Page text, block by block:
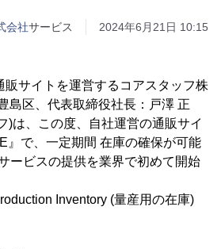
会社サービス 2024年6月21日 10:15
販サイトを運営するコアスタッフ株
島区、代表取締役社長：戸澤 正
)は、この度、自社運営の通販サイ
』で、一定期間 在庫の確保が可能
ービスの提供を業界で初めて開始
Inventory (量産用の在庫)